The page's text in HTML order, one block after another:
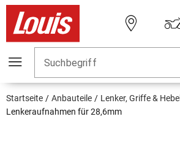
Suchbegriff
Startseite Anbauteile Lenker, Griffe & Hebel
Lenkeraufnahmen für 28,6mm